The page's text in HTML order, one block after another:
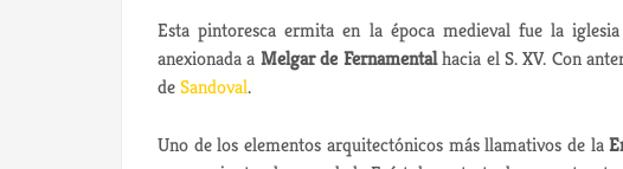
Esta pintoresca ermita en la época medieval fue la
anexionada a Melgar de Fernamentalhacia el S. XV. Con
deSandoval.
Uno de los elementos arquitectónicos más llamativos de la